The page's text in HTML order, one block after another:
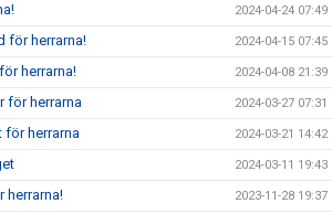
2024-04-24 07:49
för herrarna! 2024-04-15 07:45
herrarna! 2024-04-08 21:39
för herrarna 2024-03-27 07:31
för herrarna 2024-03-21 14:42
2024-03-11 19:43
herrarna! 2023-11-28 19:37